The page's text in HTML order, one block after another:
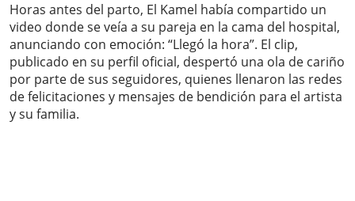
Horas antes del parto, El Kamel había compartido un
video donde se veía a su pareja en la cama del hospital,
anunciando con emoción: “Llegó la hora”. El clip,
publicado en su perfil oficial, despertó una ola de cariño
por parte de sus seguidores, quienes llenaron las redes
de felicitaciones y mensajes de bendición para el artista
y su familia.